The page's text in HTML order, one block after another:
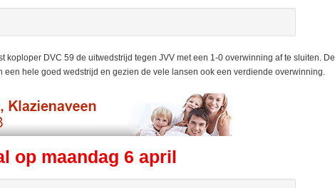
koploper DVC 59 de uitwedstrijd tegen JVV met een 1-0 overwinning af te sluiten. De
een hele goed wedstrijd en gezien de vele lansen ook een verdiende overwinning.
op maandag 6 april